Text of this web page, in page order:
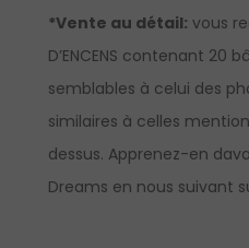
*Vente au détail: vous
D’ENCENS contenant 20
semblables à celui des
similaires à celles
dessus. Apprenez-en
Dreams en nous suivant